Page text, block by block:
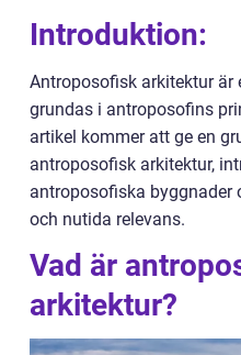
Introduktion:
Antroposofisk arkitektur är
grundas i antroposofins
artikel kommer att ge en
antroposofisk arkitektur,
antroposofiska byggnader
och nutida relevans.
Vad är
arkitektur?